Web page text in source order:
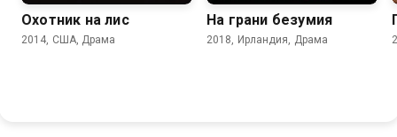
Охотник на лис
2014, США, Драма
На грани безумия
2018, Ирландия, Драма